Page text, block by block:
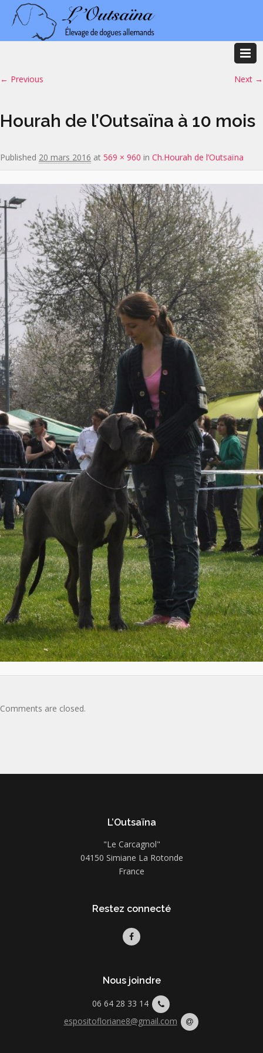
Image navigation
← Previous Next →
Hourah de l’Outsaïna à 10 mois
Published 20 mars 2016 at 569 × 960 in Ch.Hourah de l’Outsaïna
Comments are closed.
L’Outsaïna
"Le Carcagnol"
04150 Simiane La Rotonde
France
Restez connecté
Nous joindre
06 64 28 33 14
espositofloriane8@gmail.com